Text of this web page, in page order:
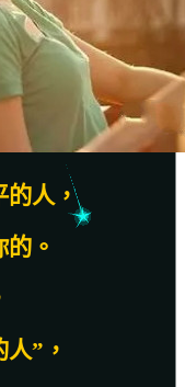
的人，
。
”，